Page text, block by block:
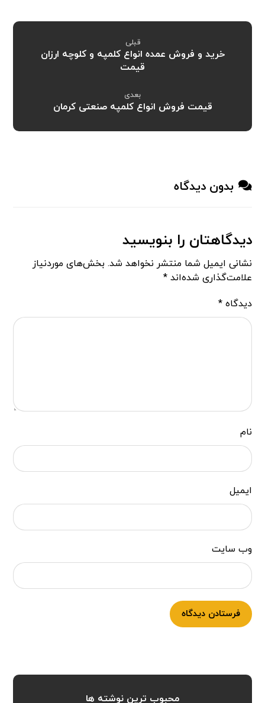
قبلی
خرید و فروش عمده انواع کلمپه و کلوچه ارزان
قیمت
بعدی
قیمت فروش انواع کلمپه صنعتی کرمان
بدون دیدگاه
دیدگاهتان را بنویسید
نشانی ایمیل شما منتشر نخواهد شد. بخش‌های موردنیاز
علامت‌گذاری شده‌اند*
دیدگاه*
نام
ایمیل
وب‌ سایت
فرستادن دیدگاه
محبوب ترین نوشته ها